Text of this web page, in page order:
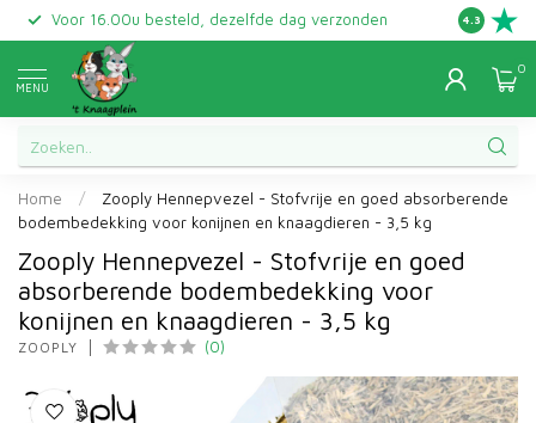
Voor 16.00u besteld, dezelfde dag verzonden Gratis
4.3
MENU
0
Home /
Zooply Hennepvezel - Stofvrije en goed absorberende
bodembedekking voor konijnen en knaagdieren - 3,5 kg
Zooply Hennepvezel - Stofvrije en goed
absorberende bodembedekking voor
konijnen en knaagdieren - 3,5 kg
ZOOPLY (0)